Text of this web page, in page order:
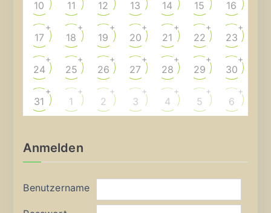
10 11 12 13 14 15 16
17
+
18
+
19
+
20
+
21
+
22
+
23
+
24
+
25
+
26
+
27
+
28
+
29
+
30
+
31
+
1
+
2
+
3
+
4
+
5
+
6
+
Anmelden
Benutzername